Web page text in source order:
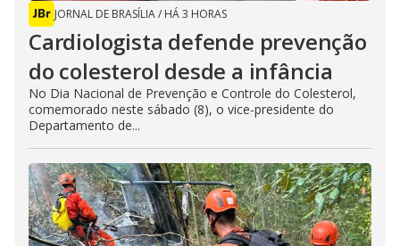
JORNAL DE BRASÍLIA/ HÁ 3 HORAS
Cardiologista defende prevenção
do colesterol desde a infância
No Dia Nacional de Prevenção e Controle do Colesterol,
comemorado neste sábado (8), o vice-presidente do
Departamento de...